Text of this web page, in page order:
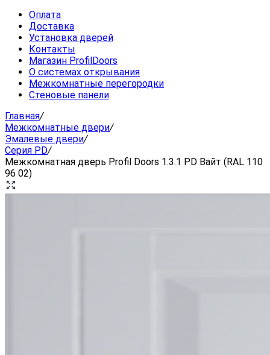
Оплата
Доставка
Установка дверей
Контакты
Магазин ProfilDoors
О системах открывания
Межкомнатные перегородки
Стеновые панели
Главная/
Межкомнатные двери/
Эмалевые двери/
Серия PD/
Межкомнатная дверь Profil Doors 1.3.1 PD Вайт (RAL 110
96 02)